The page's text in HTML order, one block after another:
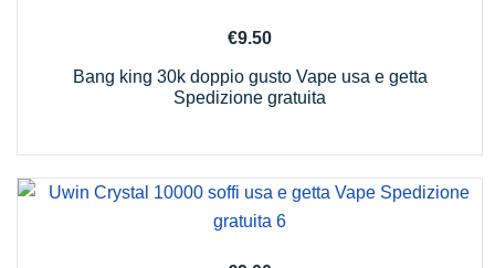
€9.50
Bang king 30k doppio gusto Vape usa e getta
Spedizione gratuita